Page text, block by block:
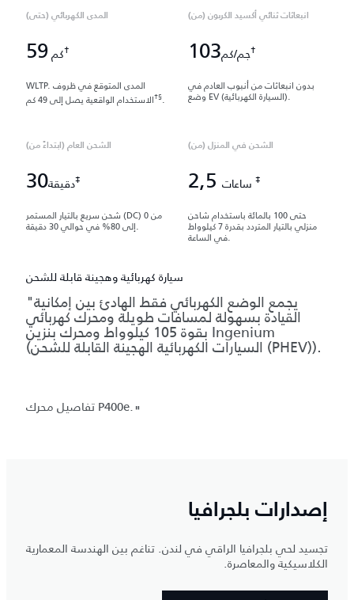
المدى الكهربائي (حتى)
59 كم†
WLTP. المدى المتوقع في ظروف
الاستخدام الواقعية يصل إلى 49 كم†§.
انبعاثات ثنائي أكسيد الكربون (من)
103جم/كم†
بدون انبعاثات من أنبوب العادم في
وضع EV (السيارة الكهربائية).
الشحن العام (ابتداءً من)
30دقيقة‡
شحن سريع بالتيار المستمر (DC) من 0
إلى 80% في حوالي 30 دقيقة.
الشحن في المنزل (من)
2,5 ‡
حتى 100 بالمائة باستخدام شاحن
منزلي بالتيار المتردد بقدرة 7 كيلوواط
في الساعة.
سيارة كهربائية وهجينة قابلة للشحن
"يجمع الوضع الكهربائي فقط الهادئ بين إمكانية
القيادة بسهولة لمسافات طويلة ومحرك كهربائي
بقوة 105 كيلوواط ومحرك بنزين Ingenium
(السيارات الكهربائية الهجينة القابلة للشحن (PHEV)).
تفاصيل محرك P400e."
إصدارات بلجرافيا
تجسيد لحي بلجرافيا الراقي في لندن. تناغم بين الهندسة المعمارية
الكلاسيكية والمعاصرة.